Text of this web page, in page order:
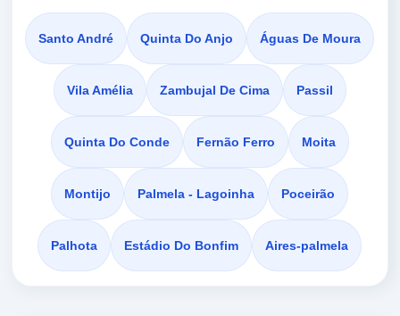
Av. Rodrigues Manito
ESTÁDIO DO BONFIM,
2900-657
VOIR LES PRIX
ESTAÇÃO DE
à 2.04 km
Av.rodrigues Manito
SETÚBAL,
2900-657
VOIR LES PRIX
Estação de
Santo André Quinta Do Anjo Águas De Moura
Vila Amélia Zambujal De Cima Passil
Quinta Do Conde Fernão Ferro Moita
Montijo Palmela - Lagoinha Poceirão
Palhota Estádio Do Bonfim Aires-palmela